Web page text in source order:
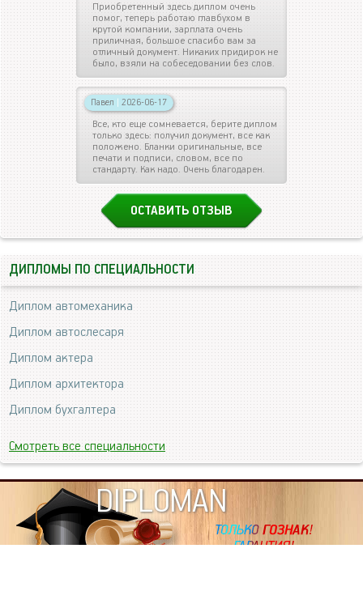
Приобретенный здесь диплом очень
помог, теперь работаю главбухом в
крутой компании, зарплата очень
приличная, большое спасибо вам за
отличный документ. Никаких придирок не
было, взяли на собеседовании без слов.
Павел | 2026-06-17
Все, кто еще сомневается, берите диплом
только здесь: получил документ, все как
положено. Бланки оригинальные, все
печати и подписи, словом, все по
стандарту. Как надо. Очень благодарен.
ОСТАВИТЬ ОТЗЫВ
ДИПЛОМЫ ПО СПЕЦИАЛЬНОСТИ
Диплом автомеханика
Диплом автослесаря
Диплом актера
Диплом архитектора
Диплом бухгалтера
Смотреть все специальности
DIPLOMAN